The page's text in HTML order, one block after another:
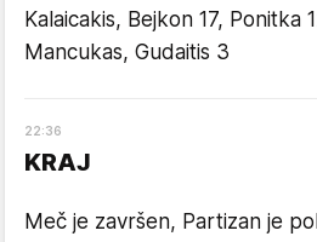
Kalaicakis, Bejkon 17, Ponitka
Mancukas, Gudaitis 3
22:36
KRAJ
Meč je završen, Partizan je